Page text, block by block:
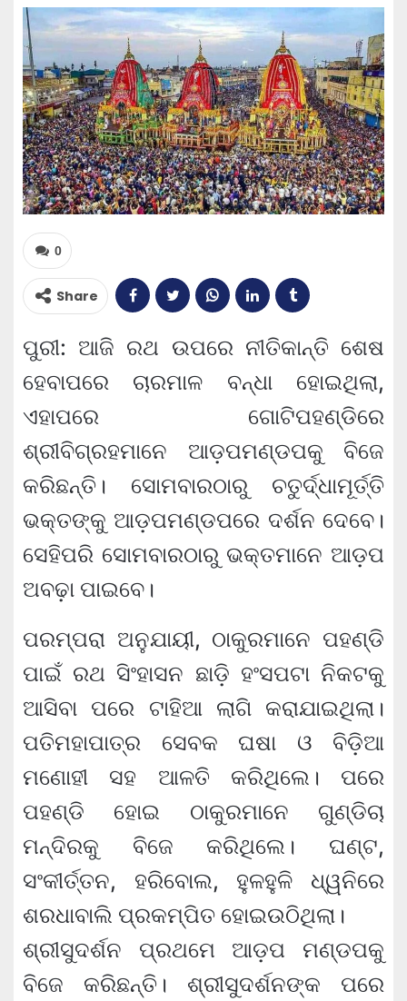
0
Share
ପୁରୀ: ଆଜି ରଥ ଉପରେ ନୀତିକାନ୍ତି ଶେଷ
ହେବାପରେ ଚାରମାଳ ବନ୍ଧା ହୋଇଥିଲା,
ଏହାପରେ ଗୋଟିପହଣ୍ଡିରେ
ଶ୍ରୀବିଗ୍ରହମାନେ ଆଡ଼ପମଣ୍ଡପକୁ ବିଜେ
କରିଛନ୍ତି। ସୋମବାରଠାରୁ ଚତୁର୍ଦ୍ଧାମୂର୍ତ୍ତି
ଭକ୍ତଙ୍କୁ ଆଡ଼ପମଣ୍ଡପରେ ଦର୍ଶନ ଦେବେ।
ସେହିପରି ସୋମବାରଠାରୁ ଭକ୍ତମାନେ ଆଡ଼ପ
ଅବଢ଼ା ପାଇବେ।
ପରମ୍ପରା ଅନୁଯାୟୀ, ଠାକୁରମାନେ ପହଣ୍ଡି
ପାଇଁ ରଥ ସିଂହାସନ ଛାଡ଼ି ହଂସପଟା ନିକଟକୁ
ଆସିବା ପରେ ଟାହିଆ ଲାଗି କରାଯାଇଥିଲା।
ପତିମହାପାତ୍ର ସେବକ ଘଷା ଓ ବିଡ଼ିଆ
ମଣୋହୀ ସହ ଆଳତି କରିଥିଲେ। ପରେ
ପହଣ୍ଡି ହୋଇ ଠାକୁରମାନେ ଗୁଣ୍ଡିଚା
ମନ୍ଦିରକୁ ବିଜେ କରିଥିଲେ। ଘଣ୍ଟ,
ସଂକୀର୍ତ୍ତନ, ହରିବୋଲ, ହୁଳହୁଳି ଧ୍ୱନିରେ
ଶରଧାବାଲି ପ୍ରକମ୍ପିତ ହୋଇଉଠିଥିଲା।
ଶ୍ରୀସୁଦର୍ଶନ ପ୍ରଥମେ ଆଡ଼ପ ମଣ୍ଡପକୁ
ବିଜେ କରିଛନ୍ତି। ଶ୍ରୀସୁଦର୍ଶନଙ୍କ ପରେ